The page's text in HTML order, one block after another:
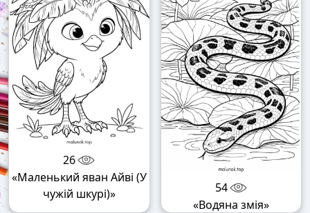
26
«Маленький яван Айві (У
чужій шкурі)»
54
«Водяна змія»